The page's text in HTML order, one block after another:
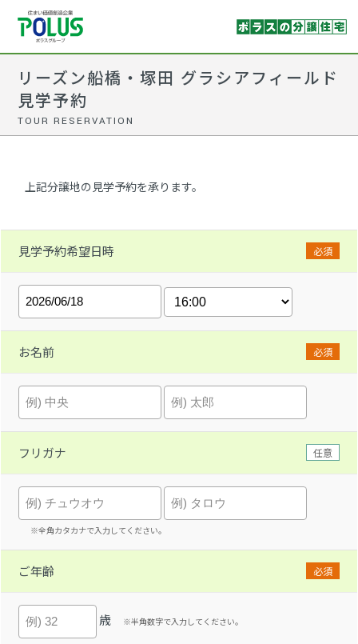
リーズン船橋・塚田 グラシアフィールド
見学予約
TOUR RESERVATION
上記分譲地の見学予約を承ります。
見学予約希望日時 必須
お名前 必須
フリガナ 任意
※全角カタカナで入力してください。
ご年齢 必須
歳 ※半角数字で入力してください。